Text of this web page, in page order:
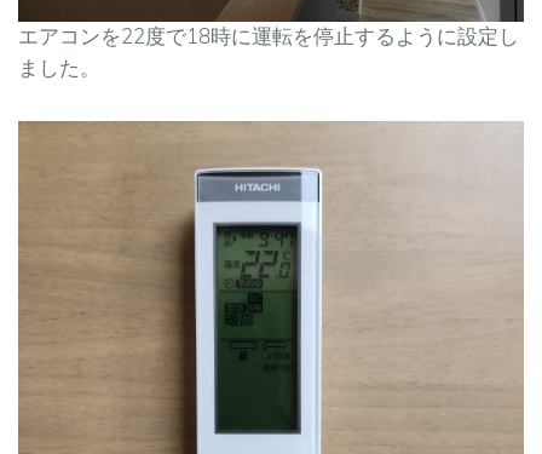
エアコンを22度で18時に運転を停止するように設定し
ました。